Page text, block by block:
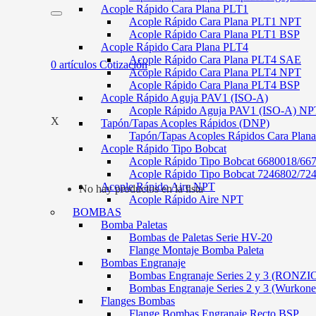
0 artículos Cotización
X
No hay productos en la lista
Acople Rápido Cara Plana PLT1
Acople Rápido Cara Plana PLT1 NPT
Acople Rápido Cara Plana PLT1 BSP
Acople Rápido Cara Plana PLT4
Acople Rápido Cara Plana PLT4 SAE
Acople Rápido Cara Plana PLT4 NPT
Acople Rápido Cara Plana PLT4 BSP
Acople Rápido Aguja PAV1 (ISO-A)
Acople Rápido Aguja PAV1 (ISO-A)
Tapón/Tapas Acoples Rápidos (DNP)
Tapón/Tapas Acoples Rápidos Cara
Acople Rápido Tipo Bobcat
Acople Rápido Tipo Bobcat 6680018/
Acople Rápido Tipo Bobcat 7246802/
Acople Rápido Aire NPT
Acople Rápido Aire NPT
BOMBAS
Bomba Paletas
Bombas de Paletas Serie HV-20
Flange Montaje Bomba Paleta
Bombas Engranaje
Bombas Engranaje Series 2 y 3
Bombas Engranaje Series 2 y 3
Flanges Bombas
Flange Bombas Engranaje Recto BSP